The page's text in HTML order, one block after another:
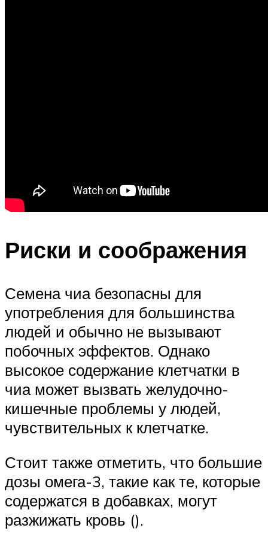
Риски и соображения
Семена чиа безопасны для
употребления для большинства
людей и обычно не вызывают
побочных эффектов. Однако
высокое содержание клетчатки в
чиа может вызвать желудочно-
кишечные проблемы у людей,
чувствительных к клетчатке.
Стоит также отметить, что большие
дозы омега-3, такие как те, которые
содержатся в добавках, могут
разжижать кровь ().